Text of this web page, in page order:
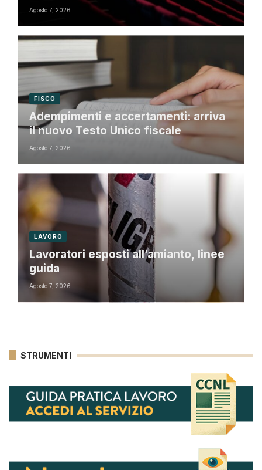
Agosto 7, 2026
FISCO
Adempimenti e accertamenti: arriva
il nuovo Testo Unico fiscale
Agosto 7, 2026
LAVORO
Lavoratori esposti all’amianto, linee
guida
Agosto 7, 2026
STRUMENTI